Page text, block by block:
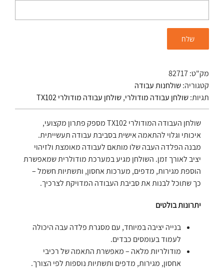
מק"ט:82717
קטגוריה:שולחנות עבודה
תגיות:שולחן עבודה מודולרי,שולחן עבודה מודולרי TX102
שולחן העבודה המודולרי TX102 מספק פתרון מקצועי,
איכותי וגלוי להתאמה אישית בסביבת עבודה תעשייתית.
מבנה הפלדה העבה שלו מותאם לעבודה מאומצת ולזיהוי
יציב לאורך זמן. השולחן מגיע במערכת מודולרית שמאפשרת
הוספת מגירות, מדפים, מערכות אחסון, ותשתיות חשמל –
כך שתוכל לבנות את סביבת העבודה המדויקת לצרכיך.
יתרונות בולטים
בנייה יציבה במיוחד, עם מסגרת פלדה עבה היכולה
לעמוד בעומסים כבדים.
מודולריות מלאה – מאפשרת התאמה של רכיבי
אחסון, מגירות, מדפים ותשתיות נוספות לפי הצורך.